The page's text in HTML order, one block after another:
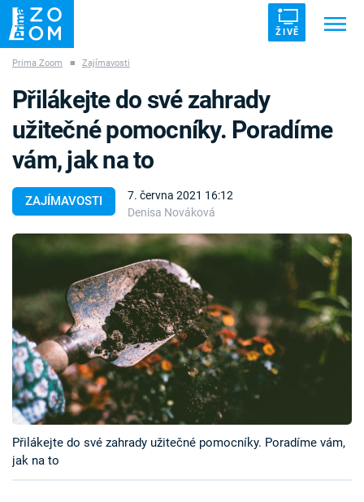
ŽIVĚ
ZÁHADY VETŘELCI DÁVNOVĚKU
Témata
Témata
Pořady
TV Program
Časopis
Sledujte prima+
Přihlášení
Prima Zoom ■ Zajímavosti
ZAJÍMAVOSTI
7. června 2021 16:12
Denisa Nováková
Přilákejte do své zahrady
užitečné pomocníky. Poradíme
vám, jak na to
Přilákejte do své zahrady užitečné pomocníky. Poradíme vám,
jak na to